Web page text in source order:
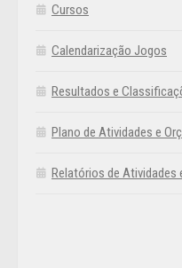
Cursos
Calendarização Jogos
Resultados e
Plano de Atividades e
Relatórios de Atividades